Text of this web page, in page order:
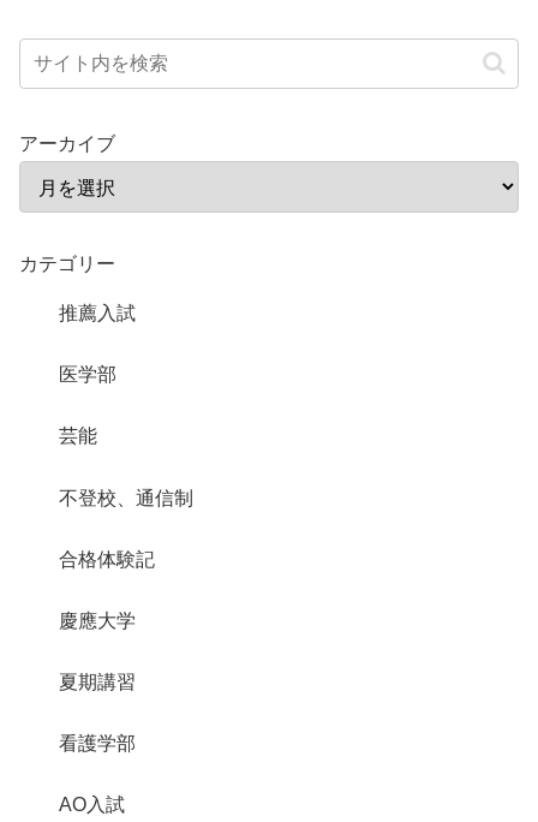
アーカイブ
カテゴリー
推薦入試
医学部
芸能
不登校、通信制
合格体験記
慶應大学
夏期講習
看護学部
AO入試